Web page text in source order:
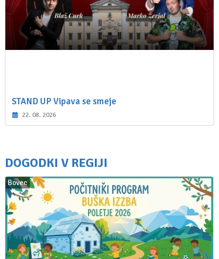
STAND UP Vipava se smeje
22. 08. 2026
DOGODKI V REGIJI
Bovec